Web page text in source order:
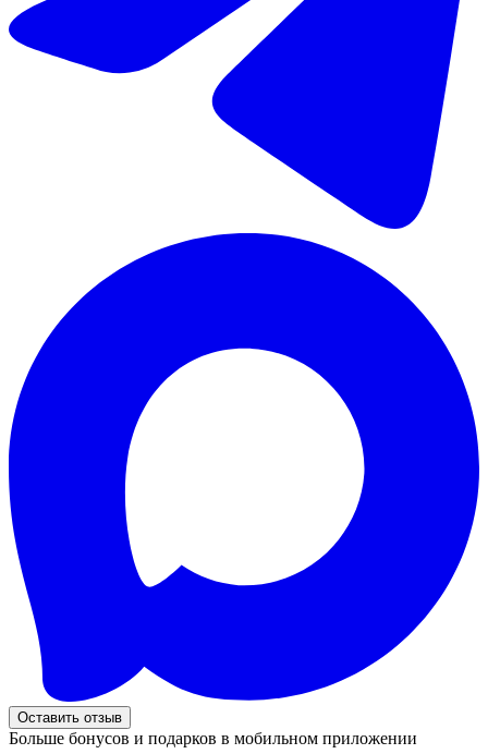
Оставить отзыв
Больше бонусов и подарков в мобильном приложении